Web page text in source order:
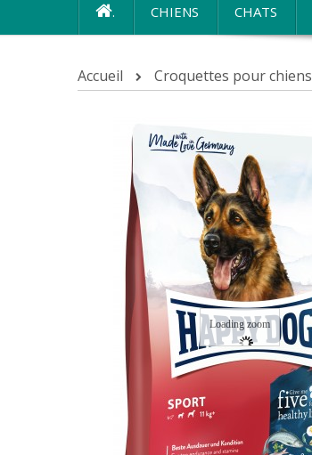
. CHIENS CHATS
Accueil Croquettes pour chiens
Loading zoom